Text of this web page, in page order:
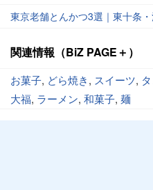
東京老舗とんかつ3選｜東十条
関連情報（BiZ PAGE＋）
お菓子, どら焼き, スイーツ,
大福, ラーメン, 和菓子, 麺